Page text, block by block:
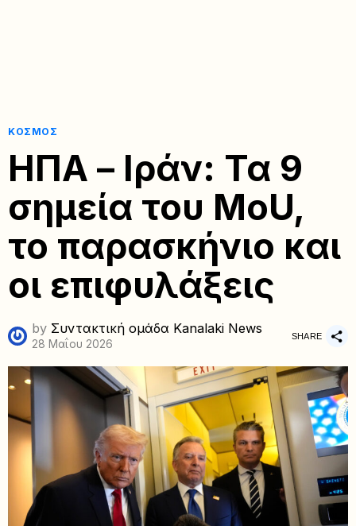
ΚΌΣΜΟΣ
ΗΠΑ – Ιράν: Τα 9
σημεία του MoU,
το παρασκήνιο και
οι επιφυλάξεις
by Συντακτική ομάδα Kanalaki News
28 Μαΐου 2026
SHARE